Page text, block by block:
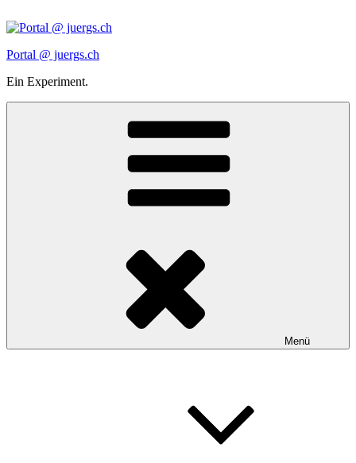
Inhalt
Portal @ juergs.ch
Ein Experiment.
Menü